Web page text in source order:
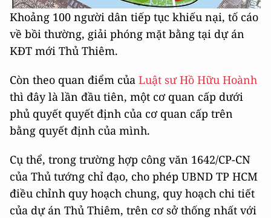
Khoảng 100 người dân tiếp tục khiếu nại, tố cáo
về bồi thường, giải phóng mặt bằng tại dự án
KĐT mới Thủ Thiêm.
Còn theo quan điểm của Luật sư Hồ Hữu Hoành
thì đây là lần đầu tiên, một cơ quan cấp dưới
phủ quyết quyết định của cơ quan cấp trên
bằng quyết định của mình.
Cụ thể, trong trường hợp công văn 1642/CP-CN
của Thủ tướng chỉ đạo, cho phép UBND TP HCM
điều chỉnh quy hoạch chung, quy hoạch chi tiết
của dự án Thủ Thiêm, trên cơ sở thống nhất với